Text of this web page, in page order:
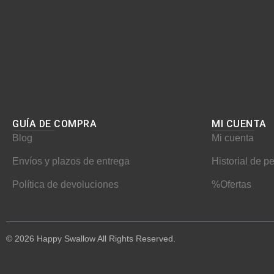
GUÍA DE COMPRA
Blog
Envíos y plazos de entrega
Política de devoluciones
MI CUENTA​
Mi cuenta
Historial de
%Ofertas
© 2026 Happy Swallow All Rights Reserved.